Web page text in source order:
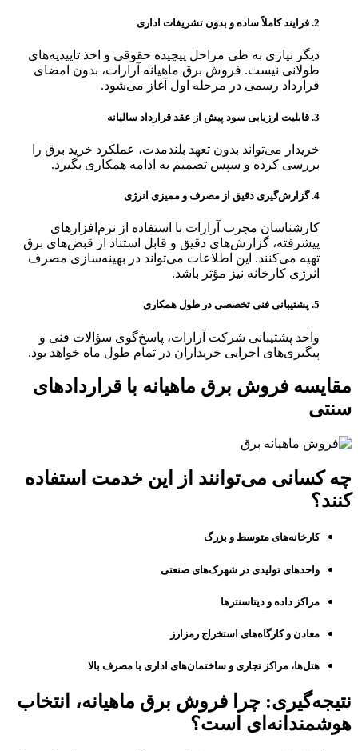
2. فرایند کاملاً ساده و بدون تشریفات اداری
دیگر نیازی به طی مراحل پیچیده حقوقی و اخذ تاییدیه‌های
طولانی نیست. فروش برق ماهیانه آرارات، بدون امضای
قرارداد رسمی در مرحله اول آغاز می‌شود.
3. قابلیت ارزیابی سود پیش از عقد قرارداد سالیانه
خریدار می‌تواند بدون تعهد بلندمدت، عملکرد خرید برق را
بررسی کرده و سپس تصمیم به ادامه همکاری بگیرد.
4. گزارش‌گیری دقیق از مصرف و ممیزی انرژی
کارشناسان مجرب آرارات با استفاده از نرم‌افزارهای
پیشرفته، گزارش‌های دقیق و قابل استناد از قبض‌های برق
تهیه می‌کنند. این اطلاعات می‌تواند در بهینه‌سازی مصرف
انرژی کارخانه نیز مؤثر باشد.
5. پشتیبانی فنی تخصصی در طول همکاری
واحد پشتیبانی شرکت آرارات، پاسخ‌گوی سؤالات فنی و
پیگیری‌های اجرایی خریداران در تمام طول ماه خواهد بود.
مقایسه فروش برق ماهیانه با قراردادهای
سنتی
چه کسانی می‌توانند از این خدمت استفاده
کنند؟
کارخانه‌های متوسط و بزرگ
واحدهای تولیدی در شهرک‌های صنعتی
مراکز داده و دیتاسنترها
معادن و کارگاه‌های استخراج رمزارز
هتل‌ها، مراکز تجاری و ساختمان‌های اداری با مصرف بالا
نتیجه‌گیری: چرا فروش برق ماهیانه، انتخاب
هوشمندانه‌ای است؟